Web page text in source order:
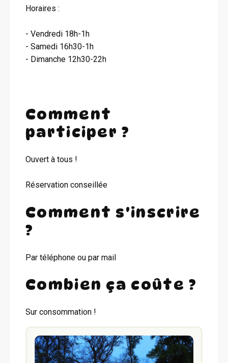
Horaires :
- Vendredi 18h-1h
- Samedi 16h30-1h
- Dimanche 12h30-22h
Comment
participer ?
Ouvert à tous !
Réservation conseillée
Comment s'inscrire
?
Par téléphone ou par mail
Combien ça coûte ?
Sur consommation !